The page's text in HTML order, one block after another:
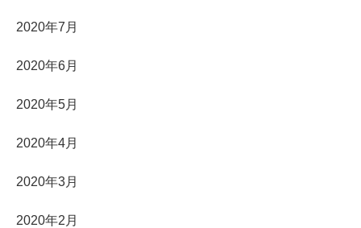
2020年7月
2020年6月
2020年5月
2020年4月
2020年3月
2020年2月